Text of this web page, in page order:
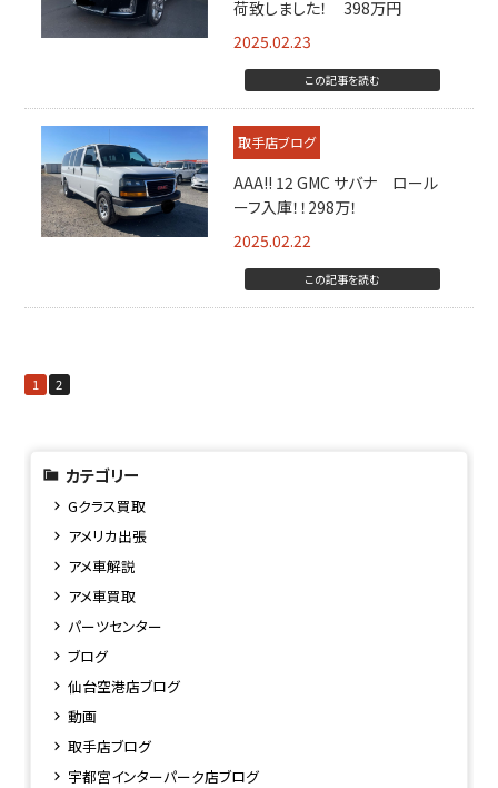
荷致しました！ 398万円
2025.02.23
この記事を読む
取手店ブログ
AAA!! 12 GMC サバナ ロール
ーフ入庫！！298万！
2025.02.22
この記事を読む
1 2
カテゴリー
Gクラス買取
アメリカ出張
アメ車解説
アメ車買取
パーツセンター
ブログ
仙台空港店ブログ
動画
取手店ブログ
宇都宮インターパーク店ブログ